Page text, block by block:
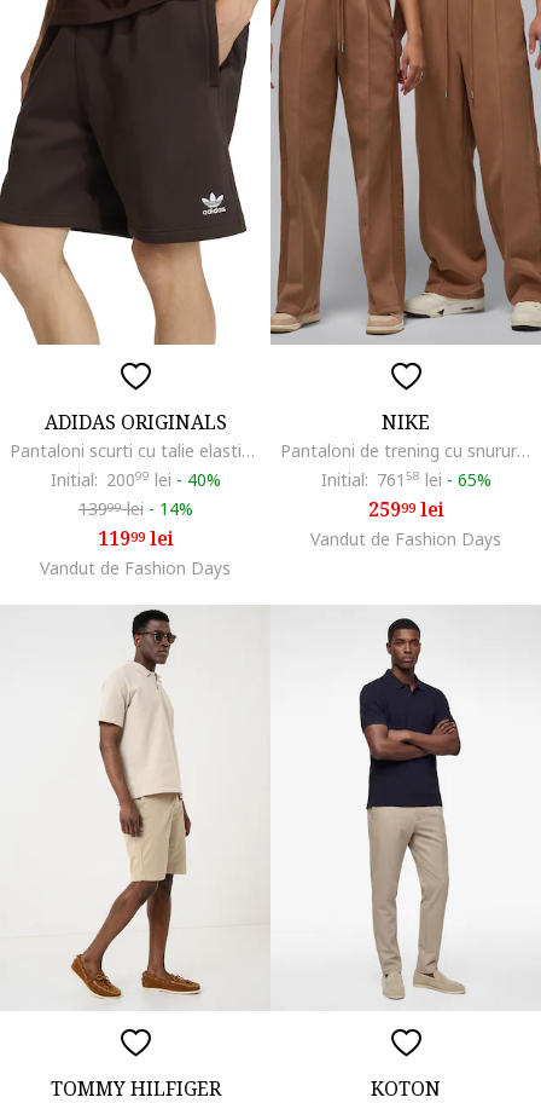
ADIDAS ORIGINALS
Pantaloni scurti cu talie elastica si buzunare laterale, Maro inchis
Initial: 20099 lei - 40%
13999lei - 14%
11999lei
Vandut de Fashion Days
NIKE
Pantaloni de trening cu snururi, Maro camel
Initial: 761 58 lei - 65%
25999lei
Vandut de Fashion Days
TOMMY HILFIGER KOTON